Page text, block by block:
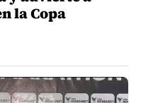
la Copa